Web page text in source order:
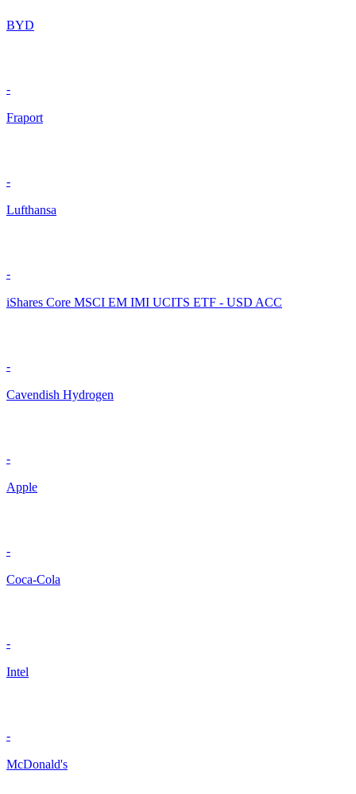
BYD
-
Fraport
-
Lufthansa
-
iShares Core MSCI EM IMI UCITS ETF - USD ACC
-
Cavendish Hydrogen
-
Apple
-
Coca-Cola
-
Intel
-
McDonald's